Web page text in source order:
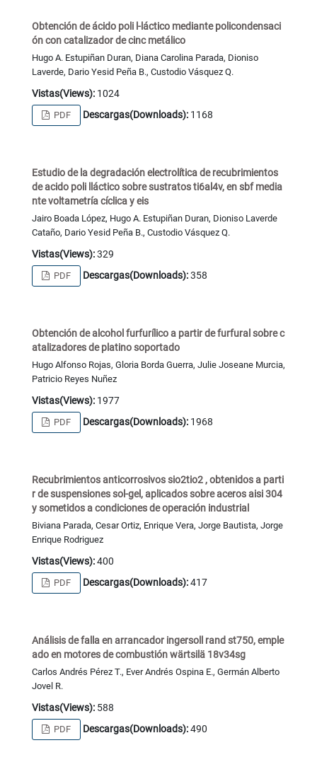
Obtención de ácido poli l-láctico mediante policondensaci
ón con catalizador de cinc metálico
Hugo A. Estupiñan Duran, Diana Carolina Parada, Dioniso
Laverde, Dario Yesid Peña B., Custodio Vásquez Q.
Vistas(Views):1024
PDF Descargas(Downloads): 1168
Estudio de la degradación electrolítica de recubrimientos
de acido poli lláctico sobre sustratos ti6al4v, en sbf media
nte voltametría cíclica y eis
Jairo Boada López, Hugo A. Estupiñan Duran, Dioniso Laverde
Cataño, Dario Yesid Peña B., Custodio Vásquez Q.
Vistas(Views):329
PDF Descargas(Downloads):358
Obtención de alcohol furfurílico a partir de furfural sobre c
atalizadores de platino soportado
Hugo Alfonso Rojas, Gloria Borda Guerra, Julie Joseane Murcia,
Patricio Reyes Nuñez
Vistas(Views):1977
PDF Descargas(Downloads): 1968
Recubrimientos anticorrosivos sio2tio2 , obtenidos a parti
r de suspensiones sol-gel, aplicados sobre aceros aisi 304
y sometidos a condiciones de operación industrial
Biviana Parada, Cesar Ortiz, Enrique Vera, Jorge Bautista, Jorge
Enrique Rodriguez
Vistas(Views):400
PDF Descargas(Downloads):417
Análisis de falla en arrancador ingersoll rand st750, emple
ado en motores de combustión wärtsilä 18v34sg
Carlos Andrés Pérez T., Ever Andrés Ospina E., Germán Alberto
Jovel R.
Vistas(Views):588
PDF Descargas(Downloads):490